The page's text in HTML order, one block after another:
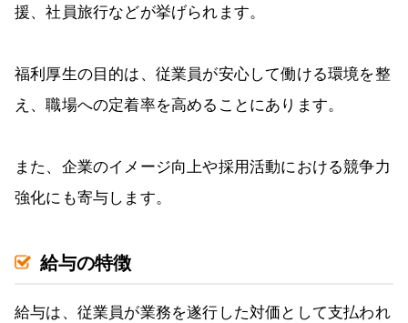
援、社員旅行などが挙げられます。
福利厚生の目的は、従業員が安心して働ける環境を整
え、職場への定着率を高めることにあります。
また、企業のイメージ向上や採用活動における競争力
強化にも寄与します。
給与の特徴
給与は、従業員が業務を遂行した対価として支払われ